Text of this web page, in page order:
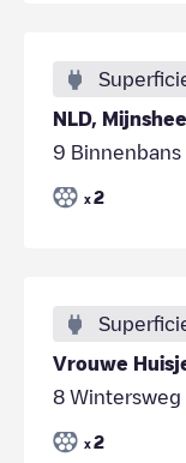
NLD,
9 Binnenbans
x 2
Vrouwe
8 Wintersweg
x 2